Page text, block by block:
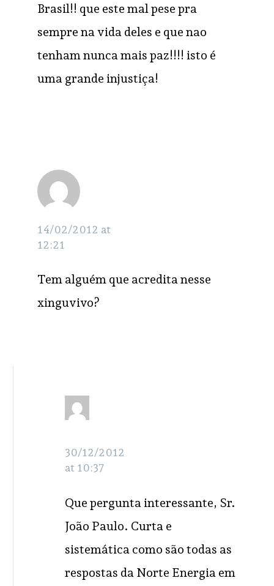
Brasil!! que este mal pese pra
sempre na vida deles e que nao
tenham nunca mais paz!!!! isto é
uma grande injustiça!
14/02/2012 at
12:21
Tem alguém que acredita nesse
xinguvivo?
30/12/2012
at 10:37
Que pergunta interessante, Sr.
João Paulo. Curta e
sistemática como são todas as
respostas da Norte Energia em